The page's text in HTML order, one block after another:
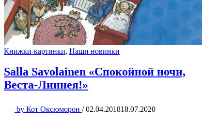
Книжки-картинки, Наши новинки
Salla Savolainen «Спокойной ночи,
Веста-Линнея!»
by Кот Оксюморон / 02.04.201818.07.2020